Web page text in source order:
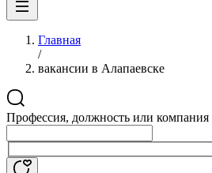
Главная
/
вакансии в Алапаевске
Профессия, должность или компания